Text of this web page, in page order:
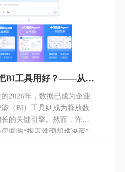
BI工具用好？——从
的落地实践
2026年，数据已成为企业
（BI）工具则成为释放数
的关键引擎。然而，许多
面临“报表堆砌却难决策”
迁？本文将以瓴羊 Quick